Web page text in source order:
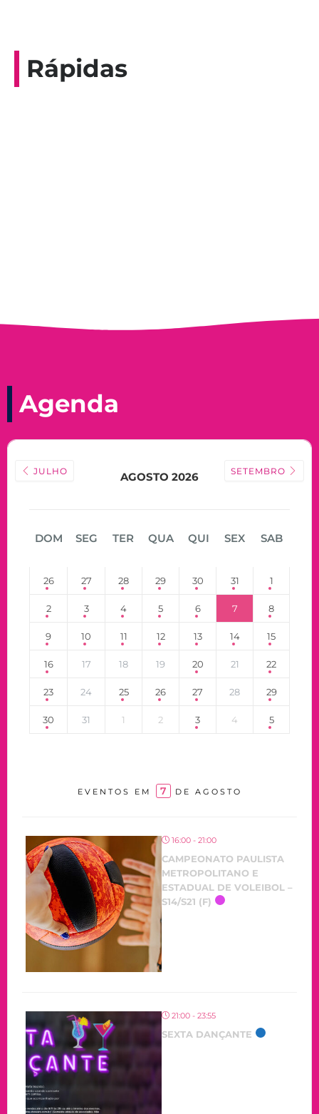
Rápidas
Agenda
JULHO AGOSTO 2026 SETEMBRO
DOM SEG TER QUA QUI SEX SAB
26 27 28 29 30 31 1
2 3 4 5 6 7 8
9 10 11 12 13 14 15
16 17 18 19 20 21 22
23 24 25 26 27 28 29
30 31 1 2 3 4 5
EVENTOS EM 7 DE AGOSTO
16:00 - 21:00
CAMPEONATO PAULISTA
METROPOLITANO E
ESTADUAL DE VOLEIBOL –
S14/S21 (F)
21:00 - 23:55
SEXTA DANÇANTE